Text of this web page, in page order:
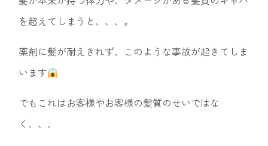
を超えてしまうと、、、。
薬剤に髪が耐えきれず、このような事故が起きてしま
います
でもこれはお客様やお客様の髪質のせいではな
く、、、